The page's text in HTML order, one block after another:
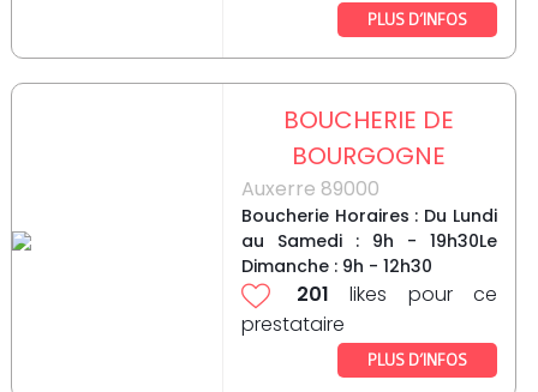
PLUS D’INFOS
BOUCHERIE DE
BOURGOGNE
Auxerre 89000
Boucherie Horaires : Du Lundi
au Samedi : 9h - 19h30Le
Dimanche : 9h - 12h30
201 likes pour ce
prestataire
PLUS D’INFOS